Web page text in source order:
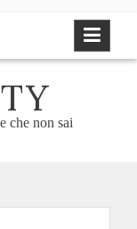
che non sai